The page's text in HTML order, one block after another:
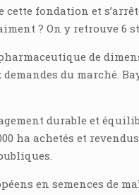
fondation et
? On y retrouve 6
de
du marché.
durable et
ha achetés et
en semences de